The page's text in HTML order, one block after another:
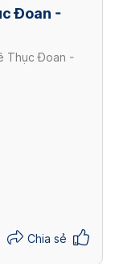
Đoan -
Thục Đoan -
Chia sẻ